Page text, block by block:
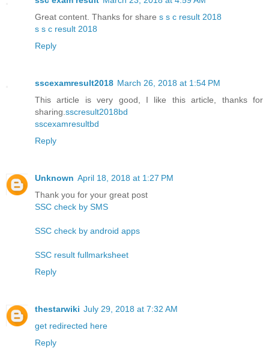
Great content. Thanks for share s s c result 2018
s s c result 2018
Reply
sscexamresult2018 March 26, 2018 at 1:54 PM
This article is very good, I like this article, thanks for
sharing. sscresult2018bd
sscexamresultbd
Reply
Unknown April 18, 2018 at 1:27 PM
Thank you for your great post
SSC check by SMS
SSC check by android apps
SSC result fullmarksheet
Reply
thestarwiki July 29, 2018 at 7:32 AM
get redirected here
Reply